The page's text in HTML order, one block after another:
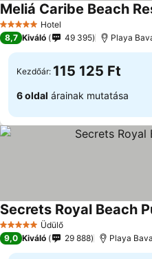
5 KategóriaHotel
Meliá Caribe Beach
8,7 Kiváló 49 395 Playa
Kezdőár: 115 125 Ft
6 oldal árainak mutatása
5 KategóriaÜdülő
Secrets Royal Beach
9,0 Kiváló 29 888 Playa